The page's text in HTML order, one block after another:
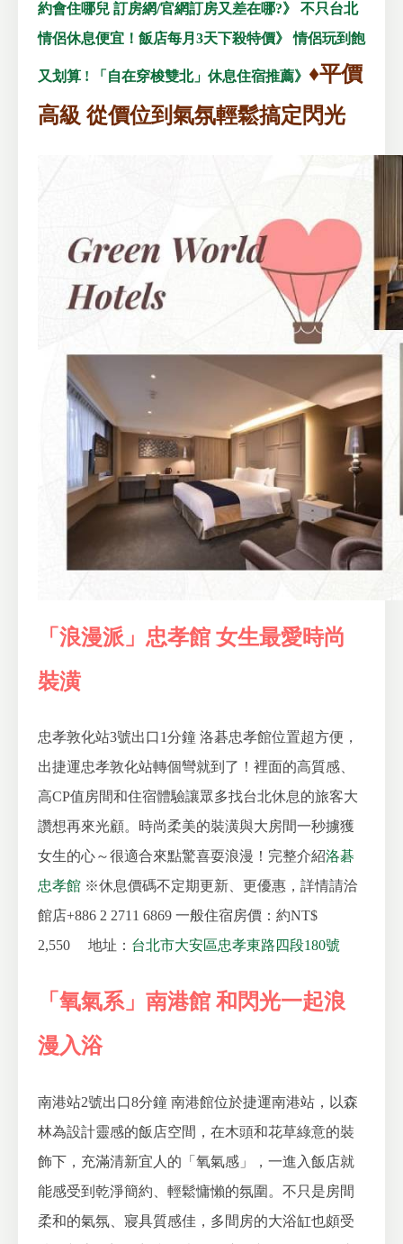
約會住哪兒 訂房網/官網訂房又差在哪?》
不只台北
情侶休息便宜！飯店每月3天下殺特價》
情侶玩到飽
又划算 ! 「自在穿梭雙北」休息住宿推薦》 ♦平價
高級 從價位到氣氛輕鬆搞定閃光
「浪漫派」忠孝館 女生最愛時尚
裝潢
忠孝敦化站3號出口1分鐘 洛碁忠孝館位置超方便，
出捷運忠孝敦化站轉個彎就到了！裡面的高質感、
高CP值房間和住宿體驗讓眾多找台北休息的旅客大
讚想再來光顧。時尚柔美的裝潢與大房間一秒擄獲
女生的心～很適合來點驚喜耍浪漫！完整介紹洛碁
忠孝館 ※休息價碼不定期更新、更優惠，詳情請洽
館店+886 2 2711 6869 一般住宿房價：約NT$
2,550
地址： 台北市大安區忠孝東路四段180號
「氧氣系」南港館 和閃光一起浪
漫入浴
南港站2號出口8分鐘 南港館位於捷運南港站，以森
林為設計靈感的飯店空間，在木頭和花草綠意的裝
飾下，充滿清新宜人的「氧氣感」，一進入飯店就
能感受到乾淨簡約、輕鬆慵懶的氛圍。不只是房間
柔和的氣氛、寢具質感佳，多間房的大浴缸也頗受